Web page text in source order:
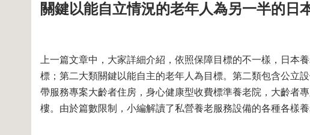
關鍵以能自立情況的老年人為另一半的日
上一篇文章中，大家詳細介紹，依照保障目標的不一樣，日本
標；第二大類關鍵以能自主的老年人為目標。第二類包含公立
帶服務專案大齡者住房，身心健康型收費標準養老院，大齡者
樓。由於篇數限制，小編解讀了私營養老服務設備的各種各樣